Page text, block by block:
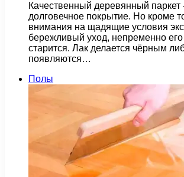
Качественный деревянный паркет
долговечное покрытие. Но кроме
внимания на щадящие условия
бережливый уход, непременно его
старится. Лак делается чёрным
появляются…
Полы